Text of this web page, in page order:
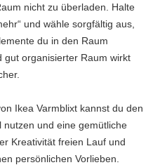
nicht zu überladen. Halte
und wähle sorgfältig aus,
du in den Raum
gut organisierter Raum wirkt
Ikea Varmblixt kannst du den
nutzen und eine gemütliche
Kreativität freien Lauf und
persönlichen Vorlieben.